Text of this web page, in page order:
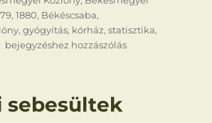
,1880, Békéscsaba,
,gyógyítás, kórház,statisztika,
Statisztika
bejegyzéshez hozzászólás
sebesültek